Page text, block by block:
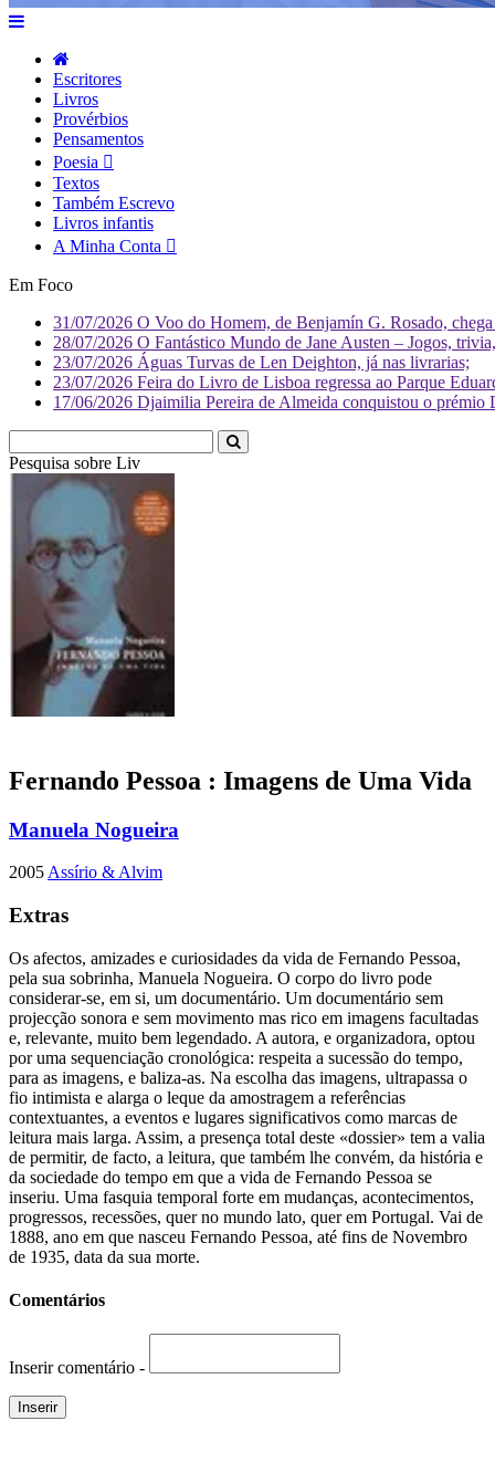
Escritores
Livros
Provérbios
Pensamentos
Poesia
Textos
Também Escrevo
Livros infantis
A Minha Conta
Em Foco
31/07/2026 O Voo do Homem, de Benjamín G. Rosado,
28/07/2026 O Fantástico Mundo de Jane Austen – Jogos,
23/07/2026 Águas Turvas de Len Deighton, já nas livrarias;
23/07/2026 Feira do Livro de Lisboa regressa ao Parque
17/06/2026 Djaimilia Pereira de Almeida conquistou o
Pesquisa sobre Literatura
Fernando Pessoa : Imagens de Uma Vida
Manuela Nogueira
2005Assírio & Alvim
Extras
Os afectos, amizades e curiosidades da vida de Fernando Pessoa,
pela sua sobrinha, Manuela Nogueira. O corpo do livro pode
considerar-se, em si, um documentário. Um documentário sem
projecção sonora e sem movimento mas rico em imagens facultadas
e, relevante, muito bem legendado. A autora, e organizadora, optou
por uma sequenciação cronológica: respeita a sucessão do tempo,
para as imagens, e baliza-as. Na escolha das imagens, ultrapassa o
fio intimista e alarga o leque da amostragem a referências
contextuantes, a eventos e lugares significativos como marcas de
leitura mais larga. Assim, a presença total deste «dossier» tem a valia
de permitir, de facto, a leitura, que também lhe convém, da história e
da sociedade do tempo em que a vida de Fernando Pessoa se
inseriu. Uma fasquia temporal forte em mudanças, acontecimentos,
progressos, recessões, quer no mundo lato, quer em Portugal. Vai de
1888, ano em que nasceu Fernando Pessoa, até fins de Novembro
de 1935, data da sua morte.
Comentários
Inserir comentário -